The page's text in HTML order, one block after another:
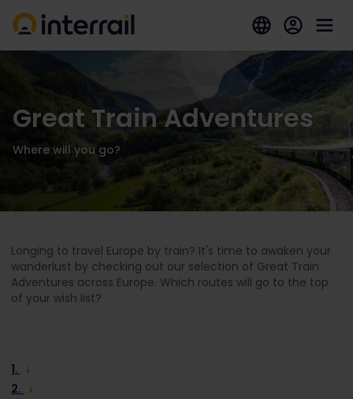
Great Train Adventures
Where will you go?
Longing to travel Europe by train? It's time to awaken your
wanderlust by checking out our selection of Great Train
Adventures across Europe. Which routes will go to the top
of your wish list?
1.
2.